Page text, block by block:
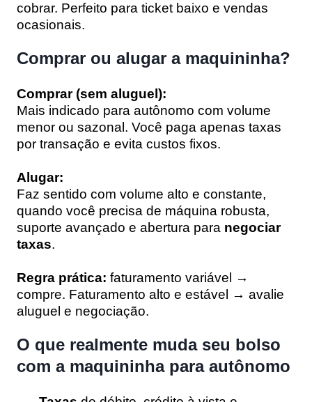
cobrar. Perfeito para ticket baixo e vendas
ocasionais.
Comprar ou alugar a maquininha?
Comprar (sem aluguel):
Mais indicado para autônomo com volume
menor ou sazonal. Você paga apenas taxas
por transação e evita custos fixos.
Alugar:
Faz sentido com volume alto e constante,
quando você precisa de máquina robusta,
suporte avançado e abertura para negociar
taxas.
Regra prática: faturamento variável →
compre. Faturamento alto e estável → avalie
aluguel e negociação.
O que realmente muda seu bolso
com a maquininha para autônomo